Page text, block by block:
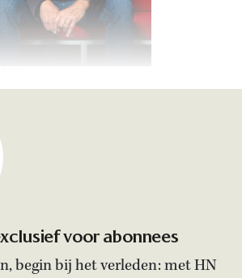
voor abonnees
begin bij het verleden: met HN